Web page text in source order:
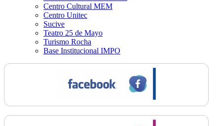
Centro Cultural MEM
Centro Unitec
Sucive
Teatro 25 de Mayo
Turismo Rocha
Base Institucional IMPO